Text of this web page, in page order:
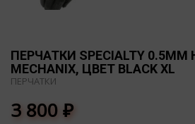
ПЕРЧАТКИ SPECIALTY 0.5MM
MECHANIX, ЦВЕТ BLACK XL
ПЕРЧАТКИ
3 800₽